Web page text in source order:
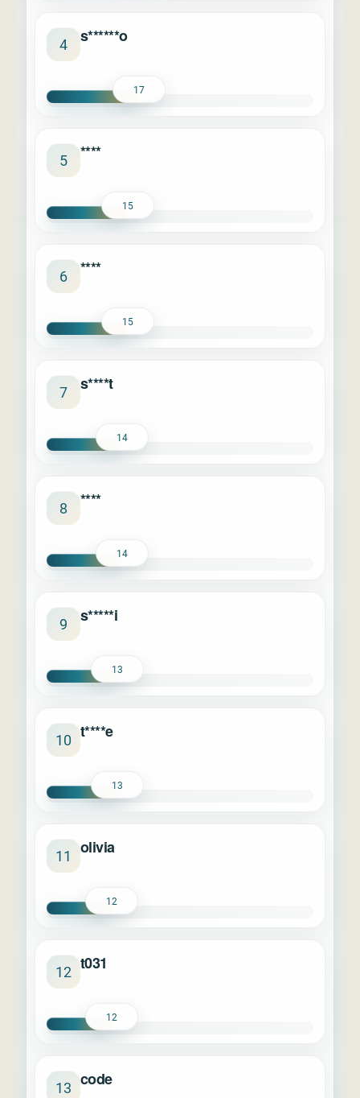
4 s******o
17
5 ****
15
6 ****
15
7 s****t
14
8 ****
14
9 s*****i
13
10 t****e
13
11 olivia
12
12 t031
12
13 code